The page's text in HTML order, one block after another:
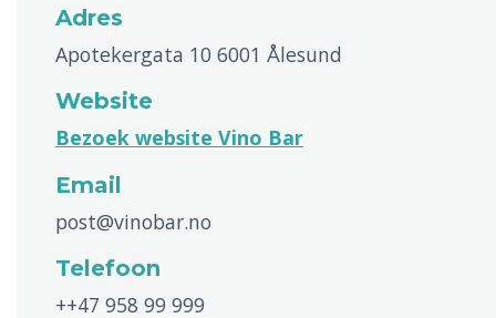
Adres
Apotekergata 10 6001 Ålesund
Website
Bezoek website Vino Bar
Email
post@vinobar.no
Telefoon
++47 958 99 999